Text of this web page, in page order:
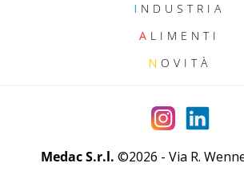
I NDUSTRIA
A LIMENTI
N OVITÀ
Medac S.r.l. ©2026 - Via R.